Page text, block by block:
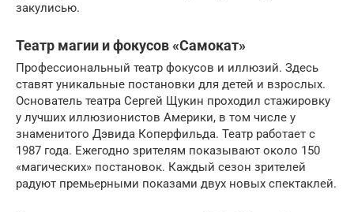
закулисью.
Театр магии и фокусов «Самокат»
Профессиональный театр фокусов и иллюзий. Здесь
ставят уникальные постановки для детей и взрослых.
Основатель театра Сергей Щукин проходил стажировку
у лучших иллюзионистов Америки, в том числе у
знаменитого Дэвида Коперфильда. Театр работает с
1987 года. Ежегодно зрителям показывают около 150
«магических» постановок. Каждый сезон зрителей
радуют премьерными показами двух новых спектаклей.